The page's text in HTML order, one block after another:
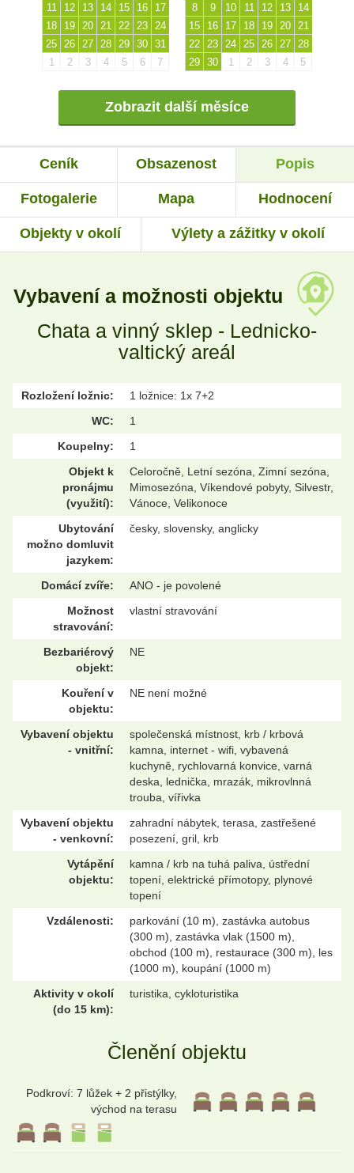
11
12 13 14 15 16
17
18
19 20 21 22 23
24
25
26 27 28 29 30 31
1
2 3 4 5 6 7
8
9 10 11 12 13
14
15
16 17 18 19 20
21
22
23 24 25 26 27
28
29 30 1 2 3 4 5
Zobrazit další měsíce
Ceník Obsazenost Popis
Fotogalerie Mapa Hodnocení
Objekty v okolí Výlety a zážitky v okolí
Vybavení a možnosti objektu
Chata a vinný sklep - Lednicko-
valtický areál
Rozložení ložnic:
1 ložnice: 1x 7+2
WC:
1
Koupelny:
1
Objekt k
pronájmu
(využití):
Celoročně, Letní sezóna, Zimní sezóna,
Mimosezóna, Víkendové pobyty, Silvestr,
Vánoce, Velikonoce
Ubytování
možno domluvit
jazykem:
česky, slovensky, anglicky
Domácí zvíře:
ANO - je povolené
Možnost
stravování:
vlastní stravování
Bezbariérový
objekt:
NE
Kouření v
objektu:
NE není možné
Vybavení objektu
- vnitřní:
společenská místnost, krb / krbová
kamna, internet - wifi, vybavená
kuchyně, rychlovarná konvice, varná
deska, lednička, mrazák, mikrovlnná
trouba, vířivka
Vybavení objektu
- venkovní:
zahradní nábytek, terasa, zastřešené
posezení, gril, krb
Vytápění
objektu:
kamna / krb na tuhá paliva, ústřední
topení, elektrické přímotopy, plynové
topení
Vzdálenosti:
parkování (10 m), zastávka autobus
(300 m), zastávka vlak (1500 m),
obchod (100 m), restaurace (300 m), les
(1000 m), koupání (1000 m)
Aktivity v okolí
(do 15 km):
turistika, cykloturistika
Členění objektu
Podkroví: 7 lůžek + 2 přistýlky,
východ na terasu